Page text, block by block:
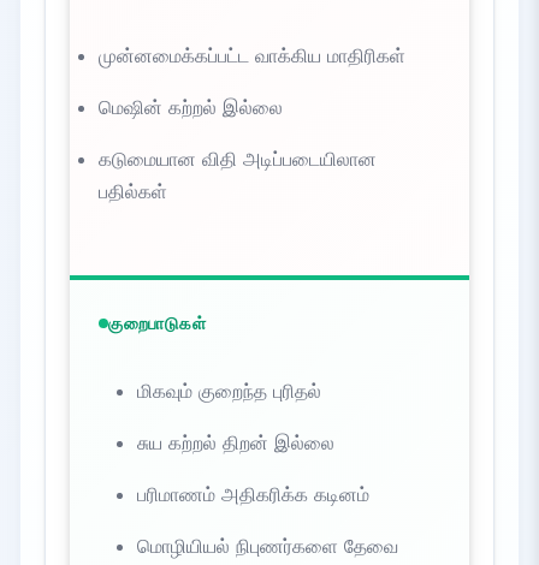
முன்னமைக்கப்பட்ட வாக்கிய மாதிரிகள்
மெஷின் கற்றல் இல்லை
கடுமையான விதி அடிப்படையிலான
பதில்கள்
குறைபாடுகள்
மிகவும் குறைந்த புரிதல்
சுய கற்றல் திறன் இல்லை
பரிமாணம் அதிகரிக்க கடினம்
மொழியியல் நிபுணர்களை தேவை